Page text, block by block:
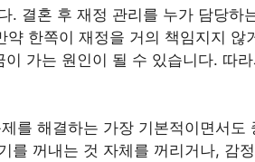
. 결혼 후 재정 관리를 누가 담당하
한쪽이 재정을 거의 책임지지
가는 원인이 될 수 있습니다. 따
를 해결하는 가장 기본적이면서
를 꺼내는 것 자체를 꺼리거나, 감